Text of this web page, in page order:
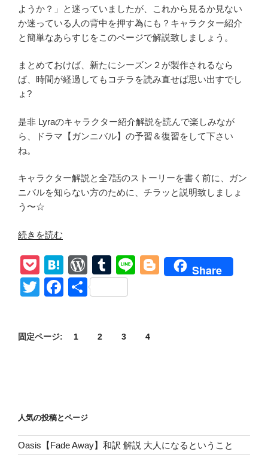
ようか？」と迷っていましたが、これから見るか見ない
か迷っている人の背中を押す為にも？キャラクター紹介
と簡単なあらすじをこのページで解説致しましょう。
まとめておけば、新たにシーズン２が製作されるなら
ば、時間が経過してもコチラを読み直せば思い出すでし
ょ?
是非 Lyraのキャラクター紹介解説を読んで楽しみなが
ら、ドラマ【ガンニバル】の予習＆復習をして下さい
ね。
キャラクター解説と全7話のストーリーを書く前に、ガン
ニバルを知らない方のために、チラッと説明致しましょ
う〜☆
“【ガ
ニ
バ
ル】
い
ー・
キ
ャ
続きを読む
P
o
ck
H
at
e
a
W
or
d
e
T
u
m
Li
Bl
Share
T
er
F
e
k
共
固定ページ: 1 2 3 4
人気の投稿とページ
Oasis【Fade Away】和訳 解説 大人になるということ